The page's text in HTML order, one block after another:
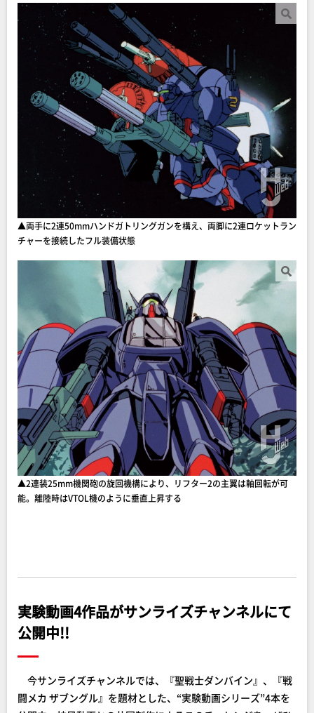
▲両手に2連50mmハンドガトリングガンを構え、両脚に2連ロケットラン
チャーを接続したフル装備状態
▲2連装25mm機関砲の旋回機構により、リフター2の主翼は軸回転が可
能。離陸時はVTOL機のように垂直上昇する
実験動画4作品がサンライズチャンネルにて
公開中!!
今サンライズチャンネルでは、『聖戦士ダンバイン』、『戦
闘メカ ザブングル』を題材とした、“実験動画シリーズ”4本を